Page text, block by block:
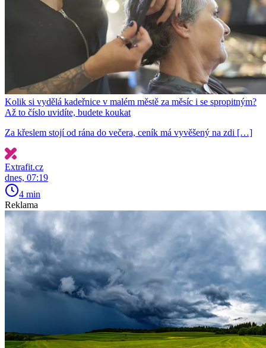
Kolik si vydělá kadeřnice v malém městě za měsíc i se spropitným?
Až to číslo uvidíte, budete koukat
Za křeslem stojí od rána do večera, ceník má vyvěšený na zdi […]
Extrafit.cz
dnes, 07:19
4 min
Reklama